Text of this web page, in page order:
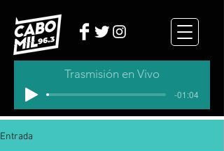
Trasmisión en Vivo
-01:04
Entrada